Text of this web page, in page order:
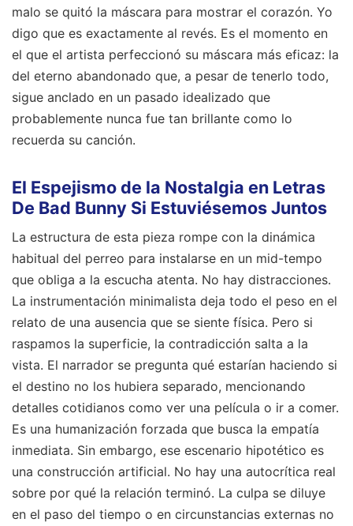
malo se quitó la máscara para mostrar el corazón. Yo
digo que es exactamente al revés. Es el momento en
el que el artista perfeccionó su máscara más eficaz: la
del eterno abandonado que, a pesar de tenerlo todo,
sigue anclado en un pasado idealizado que
probablemente nunca fue tan brillante como lo
recuerda su canción.
El Espejismo de la Nostalgia en Letras
De Bad Bunny Si Estuviésemos Juntos
La estructura de esta pieza rompe con la dinámica
habitual del perreo para instalarse en un mid-tempo
que obliga a la escucha atenta. No hay distracciones.
La instrumentación minimalista deja todo el peso en el
relato de una ausencia que se siente física. Pero si
raspamos la superficie, la contradicción salta a la
vista. El narrador se pregunta qué estarían haciendo si
el destino no los hubiera separado, mencionando
detalles cotidianos como ver una película o ir a comer.
Es una humanización forzada que busca la empatía
inmediata. Sin embargo, ese escenario hipotético es
una construcción artificial. No hay una autocrítica real
sobre por qué la relación terminó. La culpa se diluye
en el paso del tiempo o en circunstancias externas no